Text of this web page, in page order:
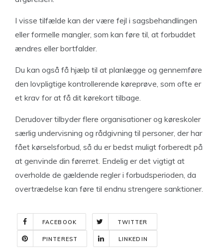
I visse tilfælde kan der være fejl i sagsbehandlingen
eller formelle mangler, som kan føre til, at forbuddet
ændres eller bortfalder.
Du kan også få hjælp til at planlægge og gennemføre
den lovpligtige kontrollerende køreprøve, som ofte er
et krav for at få dit kørekort tilbage.
Derudover tilbyder flere organisationer og køreskoler
særlig undervisning og rådgivning til personer, der har
fået kørselsforbud, så du er bedst muligt forberedt på
at genvinde din førerret. Endelig er det vigtigt at
overholde de gældende regler i forbudsperioden, da
overtrædelse kan føre til endnu strengere sanktioner.
FACEBOOK TWITTER
PINTEREST LINKEDIN